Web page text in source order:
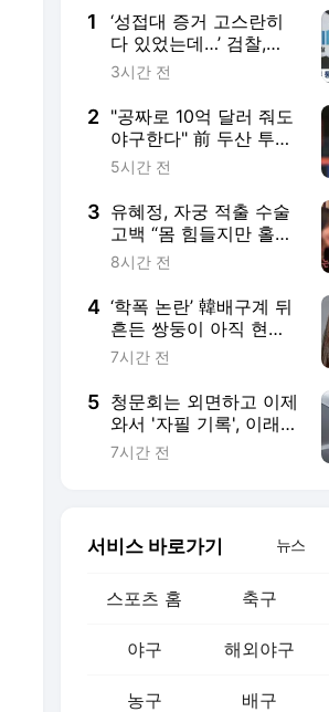
1
‘성접대 증거 고스란히
다 있었는데…’ 검찰,
2011년 축구협회 성접
의 처분
3시간 전
2 "공짜로 10억 달러 줘도
야구한다" 前 두산 투수
미친 열정, 한국 떠나 독
데…이래서 ML 복귀했
구나
5시간 전
3 유혜정, 자궁 적출 수술
고백 “몸 힘들지만 홀가
분해”(혜정규원)
8시간 전
4 ‘학폭 논란’ 韓배구계 뒤
흔든 쌍둥이 아직 현역
이다! 나란히 아제르바
밥 확정
7시간 전
5 청문회는 외면하고 이제
와서 '자필 기록', 이래서
한국축구가 더 안타깝다
7시간 전
서비스 바로가기 뉴스
스포츠 홈 축구
야구 해외야구
농구 배구